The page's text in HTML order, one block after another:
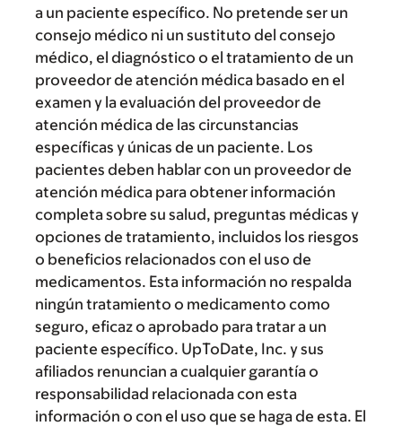
a un paciente específico. No pretende ser un
consejo médico ni un sustituto del consejo
médico, el diagnóstico o el tratamiento de un
proveedor de atención médica basado en el
examen y la evaluación del proveedor de
atención médica de las circunstancias
específicas y únicas de un paciente. Los
pacientes deben hablar con un proveedor de
atención médica para obtener información
completa sobre su salud, preguntas médicas y
opciones de tratamiento, incluidos los riesgos
o beneficios relacionados con el uso de
medicamentos. Esta información no respalda
ningún tratamiento o medicamento como
seguro, eficaz o aprobado para tratar a un
paciente específico. UpToDate, Inc. y sus
afiliados renuncian a cualquier garantía o
responsabilidad relacionada con esta
información o con el uso que se haga de esta. El